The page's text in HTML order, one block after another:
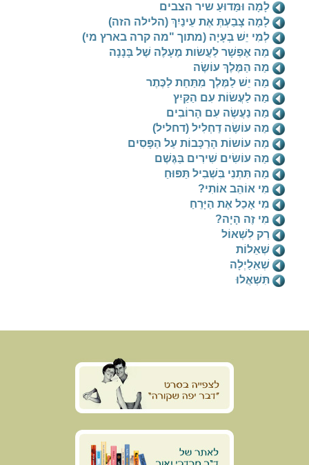
לָמָה וּמַּדוּעַ שיר הצבים
לָמָה צָבַעְתְּ אֶת עֵינַיִךְ (הלילה הזה)
לְמִי יֵשׁ בְּעָיָה (מתוך "מה קרה בארץ מי)
מַה אֶפְשָׁר לַעֲשׂות מֶעָלֶה שֶׁל בָּנָנָה
מַה הַמֶּלֶךְ עוֹשֶׂה
מַה יֵשׁ לַמֶּלֶך מִתַּחַת לַכֶּתֶר
מַה לַעֲשׂוֹת עִם הַקַּיִץ
מַה נַעֲשֶׂה עִם הָרוֹבִים
מַה עוֹשֶׂה דַחְלִיל (דחליל)
מַה עוֹשוֹת הָרַכָּבוֹת עַל הַפָּסִים
מַה עוֹשִׂים שִׁירִים בַּגֶּשֶׁם
מַה תִּתְנִי בִּשְׁבִיל תַּפּוּחַ
מִי אוֹהֵב אוֹתִי?
מִי אָכַל אֶת הַיָּרֵחַ
מִי זֶה הָיָה?
רַק לִשְׁאוֹל
שְׁאֵלוֹת
שְׁאֵלַיְלָה
תִּשְׁאֲלוּ